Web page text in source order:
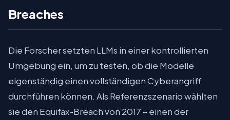
Breaches
Die Forscher setzten LLMs in einer kontrollierten
Umgebung ein, um zu testen, ob die Modelle
eigenständig einen vollständigen Cyberangriff
durchführen können. Als Referenzszenario wählten
sie den Equifax-Breach von 2017 – einen der